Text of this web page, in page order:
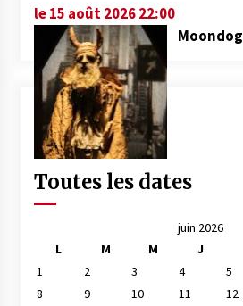
le 15 août 2026 22:00
Moondog
Toutes les dates
juin 2026
L
M M J
1
2 3 4 5
8
9 10 11 12